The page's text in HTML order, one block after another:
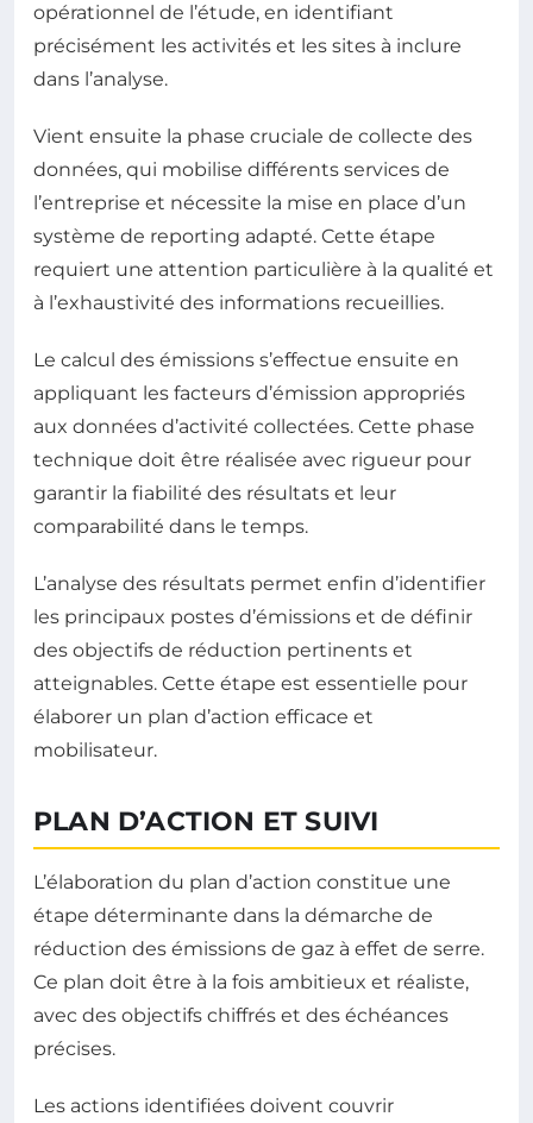
opérationnel de l’étude, en identifiant
précisément les activités et les sites à inclure
dans l’analyse.
Vient ensuite la phase cruciale de collecte des
données, qui mobilise différents services de
l’entreprise et nécessite la mise en place d’un
système de reporting adapté. Cette étape
requiert une attention particulière à la qualité et
à l’exhaustivité des informations recueillies.
Le calcul des émissions s’effectue ensuite en
appliquant les facteurs d’émission appropriés
aux données d’activité collectées. Cette phase
technique doit être réalisée avec rigueur pour
garantir la fiabilité des résultats et leur
comparabilité dans le temps.
L’analyse des résultats permet enfin d’identifier
les principaux postes d’émissions et de définir
des objectifs de réduction pertinents et
atteignables. Cette étape est essentielle pour
élaborer un plan d’action efficace et
mobilisateur.
PLAN D’ACTION ET SUIVI
L’élaboration du plan d’action constitue une
étape déterminante dans la démarche de
réduction des émissions de gaz à effet de serre.
Ce plan doit être à la fois ambitieux et réaliste,
avec des objectifs chiffrés et des échéances
précises.
Les actions identifiées doivent couvrir